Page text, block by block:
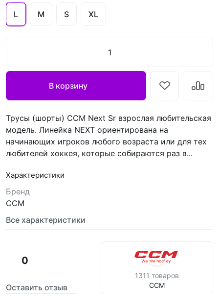
L M S XL
В корзину
Трусы (шорты) CCM Next Sr взрослая любительская
модель. Линейка NEXT ориентирована на
начинающих игроков любого возраста или для тех
любителей хоккея, которые собираются раз в...
Характеристики
Бренд
CCM
Все характеристики
0
Оставить отзыв
1311 товаров
CCM